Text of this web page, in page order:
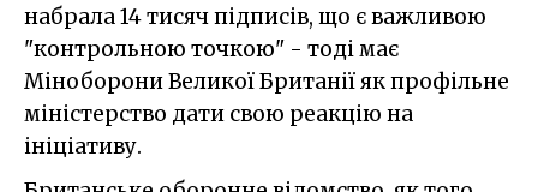
набрала 14 тисяч підписів, що є важливою
"контрольною точкою" - тоді має
Міноборони Великої Британії як профільне
міністерство дати свою реакцію на
ініціативу.